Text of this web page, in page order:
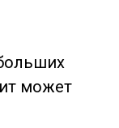
может